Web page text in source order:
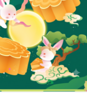
TRĂNG TRÒN GẮN